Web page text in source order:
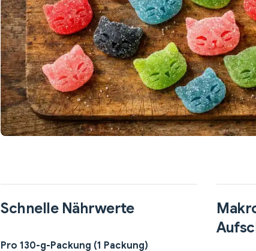
Schnelle Nährwerte
Pro 130-g-Packung (1 Packung)